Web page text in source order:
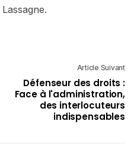
Article Suivant
Défenseur des droits :
Face à l'administration,
des interlocuteurs
indispensables